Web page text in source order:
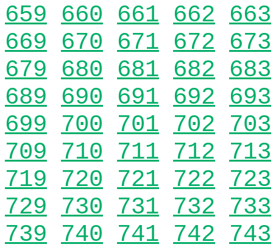
659 660 661 662 663
669 670 671 672 673
679 680 681 682 683
689 690 691 692 693
699 700 701 702 703
709 710 711 712 713
719 720 721 722 723
729 730 731 732 733
739 740 741 742 743